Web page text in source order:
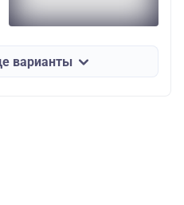
варианты